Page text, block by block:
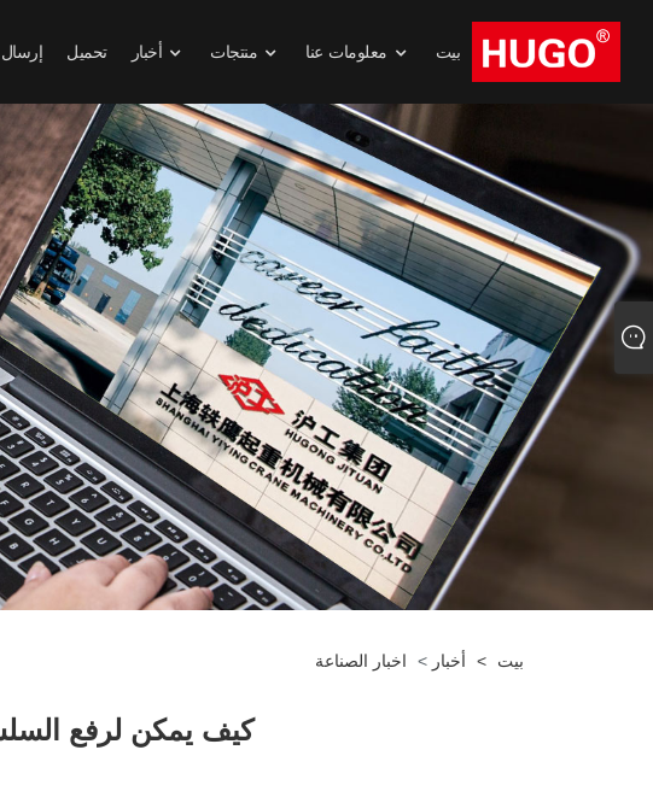
بيت معلومات عنا منتجات أخبار تحميل إرسال
بيت > أخبار > اخبار الصناعة
كيف يمكن لرفع